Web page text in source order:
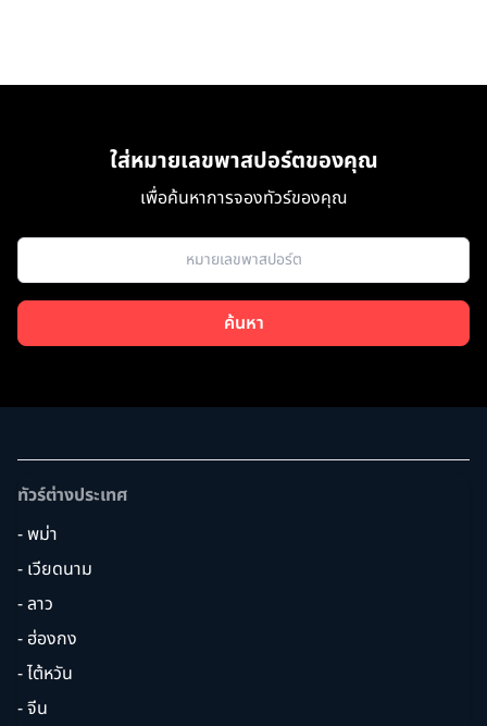
ใส่หมายเลขพาสปอร์ตของคุณ
เพื่อค้นหาการจองทัวร์ของคุณ
ค้นหา
ทัวร์ต่างประเทศ
- พม่า
- เวียดนาม
- ลาว
- ฮ่องกง
- ไต้หวัน
- จีน